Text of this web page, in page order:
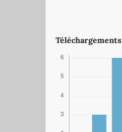
Téléchargements